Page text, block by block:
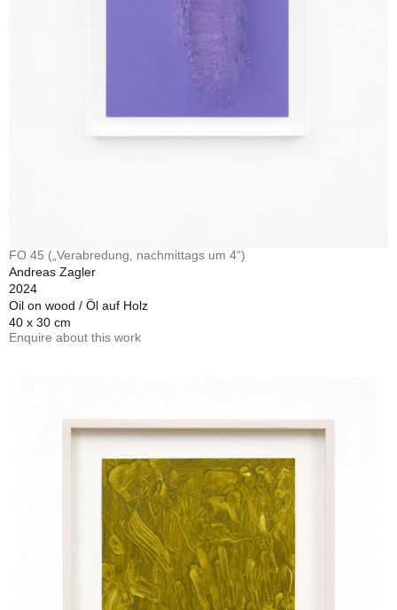
FO 45 („Verabredung, nachmittags um 4“)
Andreas Zagler
2024
Oil on wood / Öl auf Holz
40 x 30 cm
Enquire about this work